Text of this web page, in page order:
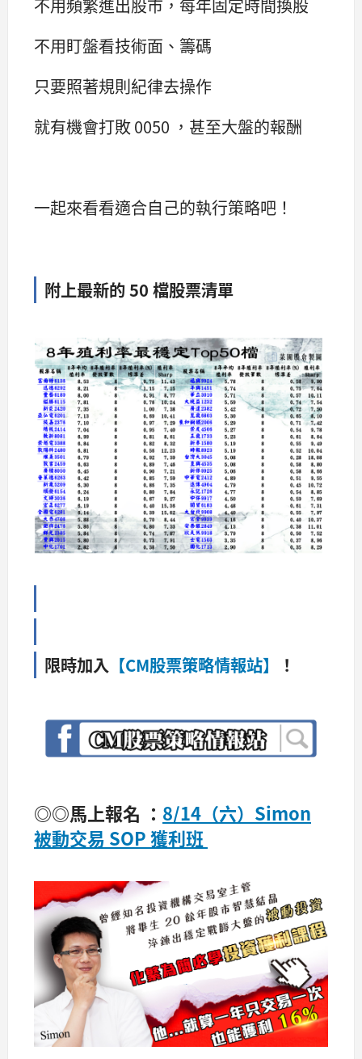
不用頻繁進出股市，每年固定時間換股
不用盯盤看技術面、籌碼
只要照著規則紀律去操作
就有機會打敗 0050 ，甚至大盤的報酬
一起來看看適合自己的執行策略吧！
附上最新的 50 檔股票清單
限時加入 【CM股票策略情報站】 ！
◎◎馬上報名 ： 8/14（六）Simon
被動交易 SOP 獲利班